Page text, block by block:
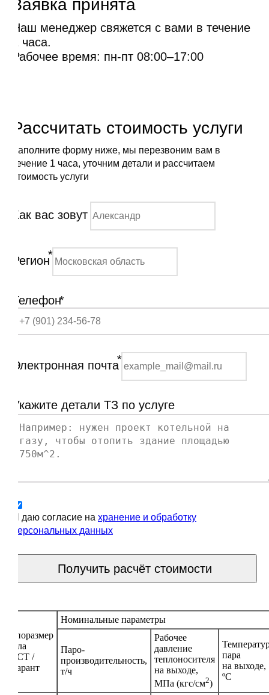
Заявка принята
Наш менеджер свяжется с вами в течение
1 часа.
Рабочее время: пн-пт 08:00–17:00
Рассчитать стоимость услуги
Заполните форму ниже, мы перезвоним вам в
течение 1 часа, уточним детали и рассчитаем
стоимость услуги
Как вас зовут
Регион*
Телефон*
Электронная почта*
Укажите детали ТЗ по услуге
Я даю согласие на хранение и обработку
персональных данных
Получить расчёт стоимости
Типоразмер
котла
ГОСТ /
«Гарант
Номинальные параметры
Паро-
производительность,
т/ч
Рабочее
давление
теплоносителя
на выходе,
МПа (кгс/см2)
пара
на выходе,
ºС